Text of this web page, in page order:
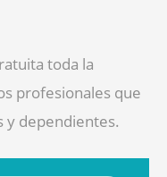
toda la
profesionales que
y dependientes.